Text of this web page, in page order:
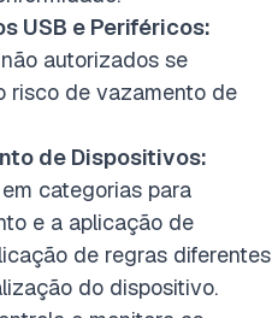
USB e Periféricos:
autorizados se
risco de vazamento de
de Dispositivos:
categorias para
e a aplicação de
de regras diferentes
do dispositivo.